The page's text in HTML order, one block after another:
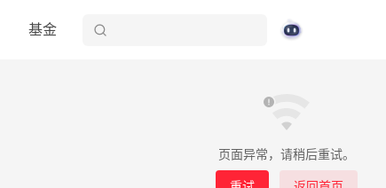
基金
页面异常，请稍后重试。